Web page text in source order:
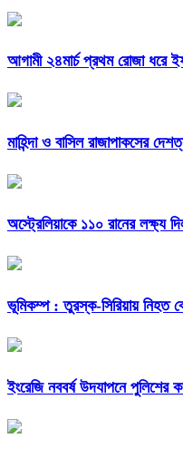
আগামী ২৪মার্চ প্রথম রোজা ধরে
মাহিন্দা ও বাসিল রাজাপাকসের
অস্ট্রেলিয়াকে ১১০ রানের লক্ষ্য
ভূমিকম্প : তুরস্ক-সিরিয়ায় নিহত
ইংরেজি নববর্ষ উদযাপনে পুলিশের